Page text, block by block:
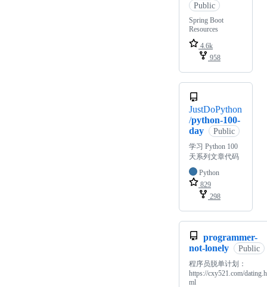
Public
Spring Boot
Resources
4.6k
958
JustDoPython
/python-100-
day
Public
学习 Python 100
天系列文章代码
Python
829
298
programmer-
not-lonely
Public
程序员脱单计划：
https://cxy521.com/
ml